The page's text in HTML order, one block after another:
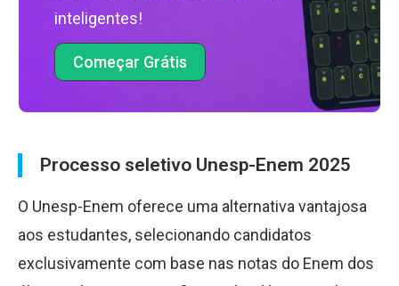
inteligentes!
Começar Grátis
Processo seletivo Unesp-Enem 2025
O Unesp-Enem oferece uma alternativa vantajosa
aos estudantes, selecionando candidatos
exclusivamente com base nas notas do Enem dos